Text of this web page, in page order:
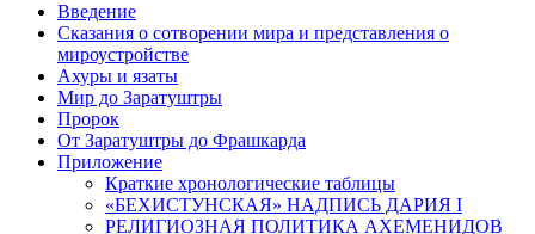
Введение
Сказания о сотворении мира и представления о
мироустройстве
Ахуры и язаты
Мир до Заратуштры
Пророк
От Заратуштры до Фрашкарда
Приложение
Краткие хронологические таблицы
«БЕХИСТУНСКАЯ» НАДПИСЬ ДАРИЯ I
РЕЛИГИОЗНАЯ ПОЛИТИКА АХЕМЕНИДОВ